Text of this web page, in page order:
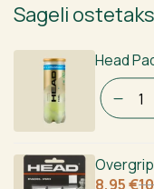
Sageli
Head
Algne
8,95€
Current